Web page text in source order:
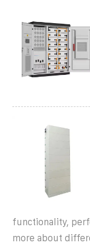
functionality,
more about